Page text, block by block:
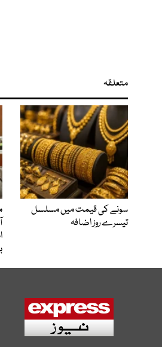
متعلقہ
سونے کی قیمت میں مسلسل
تیسرے روز اضافہ